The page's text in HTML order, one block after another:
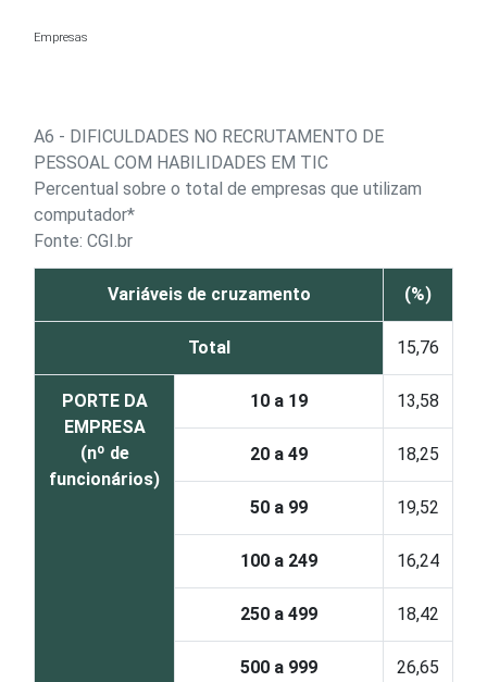
Empresas
A6 - DIFICULDADES NO RECRUTAMENTO DE
PESSOAL COM HABILIDADES EM TIC
Percentual sobre o total de empresas que utilizam
computador*
Fonte: CGI.br
Variáveis de cruzamento (%)
Total 15,76
PORTE DA
EMPRESA
(nº de
funcionários)
10 a 19 13,58
20 a 49 18,25
50 a 99 19,52
100 a 249 16,24
250 a 499 18,42
500 a 999 26,65